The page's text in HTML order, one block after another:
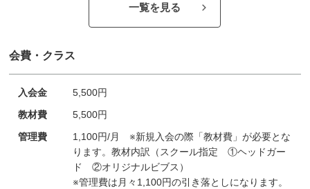
一覧を見る
会費・クラス
入会金
5,500円
教材費
5,500円
管理費
1,100円/月 ※新規入会の際「教材費」が必要とな
ります。教材内訳（スクール指定 ①ヘッドガー
ド ②オリジナルビブス）
※管理費は月々1,100円の引き落としになります。